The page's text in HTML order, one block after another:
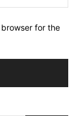
for the